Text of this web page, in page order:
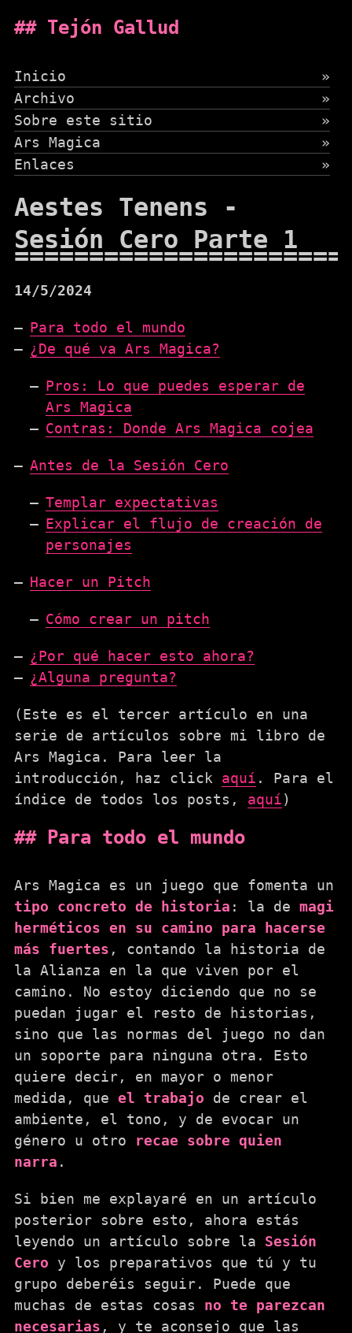
Tejón Gallud
Inicio
»
Archivo
»
Sobre este sitio
»
Ars Magica
»
Enlaces
»
Aestes Tenens -
Sesión Cero Parte 1
14/5/2024
Para todo el mundo
¿De qué va Ars Magica?
Pros: Lo que puedes esperar de
Ars Magica
Contras: Donde Ars Magica cojea
Antes de la Sesión Cero
Templar expectativas
Explicar el flujo de creación de
personajes
Hacer un Pitch
Cómo crear un pitch
¿Por qué hacer esto ahora?
¿Alguna pregunta?
(Este es el tercer artículo en una
serie de artículos sobre mi libro de
Ars Magica. Para leer la
introducción, haz click aquí . Para el
índice de todos los posts, aquí)
Para todo el mundo
Ars Magica es un juego que fomenta un
tipo concreto de historia : la de magi
herméticos en su camino para hacerse
más fuertes , contando la historia de
la Alianza en la que viven por el
camino. No estoy diciendo que no se
puedan jugar el resto de historias,
sino que las normas del juego no dan
un soporte para ninguna otra. Esto
quiere decir, en mayor o menor
medida, que el trabajo de crear el
ambiente, el tono, y de evocar un
género u otro recae sobre quien
narra .
Si bien me explayaré en un artículo
posterior sobre esto, ahora estás
leyendo un artículo sobre la Sesión
Cero y los preparativos que tú y tu
grupo deberéis seguir. Puede que
muchas de estas cosas no te parezcan
necesarias , y te aconsejo que las